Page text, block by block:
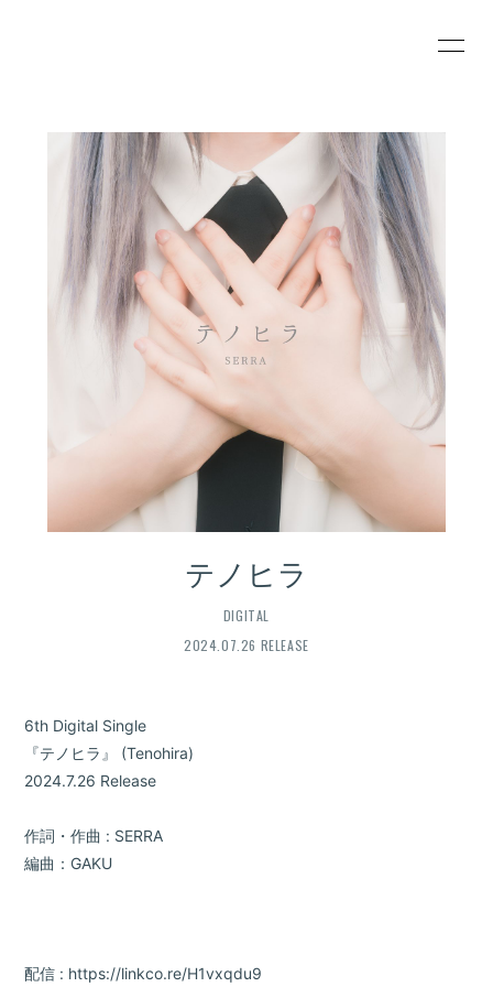
SCHEDULE
PROFILE
VIDEO
DISCOGRAPHY
BLOG
MOVIE
RADIO
PHOTO
ログイン
テノヒラ
DIGITAL
2024.07.26 RELEASE
6th Digital Single
『テノヒラ』 (Tenohira)
2024.7.26 Release
作詞・作曲 : SERRA
編曲：GAKU
配信 : https://linkco.re/H1vxqdu9